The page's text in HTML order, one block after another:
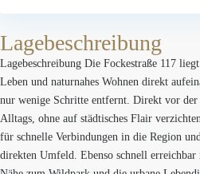
Lagebeschreibung
Lagebeschreibung Die Fockestraße 117
Leben und naturnahes Wohnen direkt
nur wenige Schritte entfernt. Direkt vor der
Alltags, ohne auf städtisches Flair
für schnelle Verbindungen in die Region
direkten Umfeld. Ebenso schnell